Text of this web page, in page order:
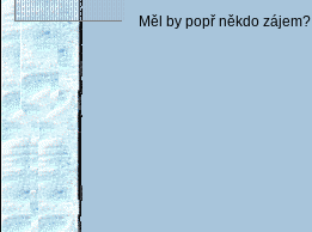
Měl by popř někdo zájem?